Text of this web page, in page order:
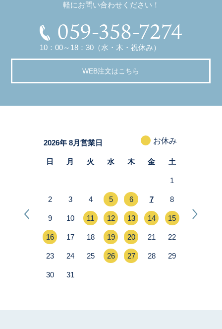
軽にお問い合わせください！
059-358-7274
10：00～18：30（水・木・祝休み）
WEB注文はこちら